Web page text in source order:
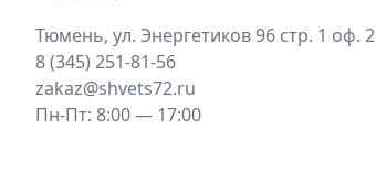
Тюмень, ул. Энергетиков 96 стр. 1 оф. 2
8 (345) 251-81-56
zakaz@shvets72.ru
Пн-Пт: 8:00 — 17:00